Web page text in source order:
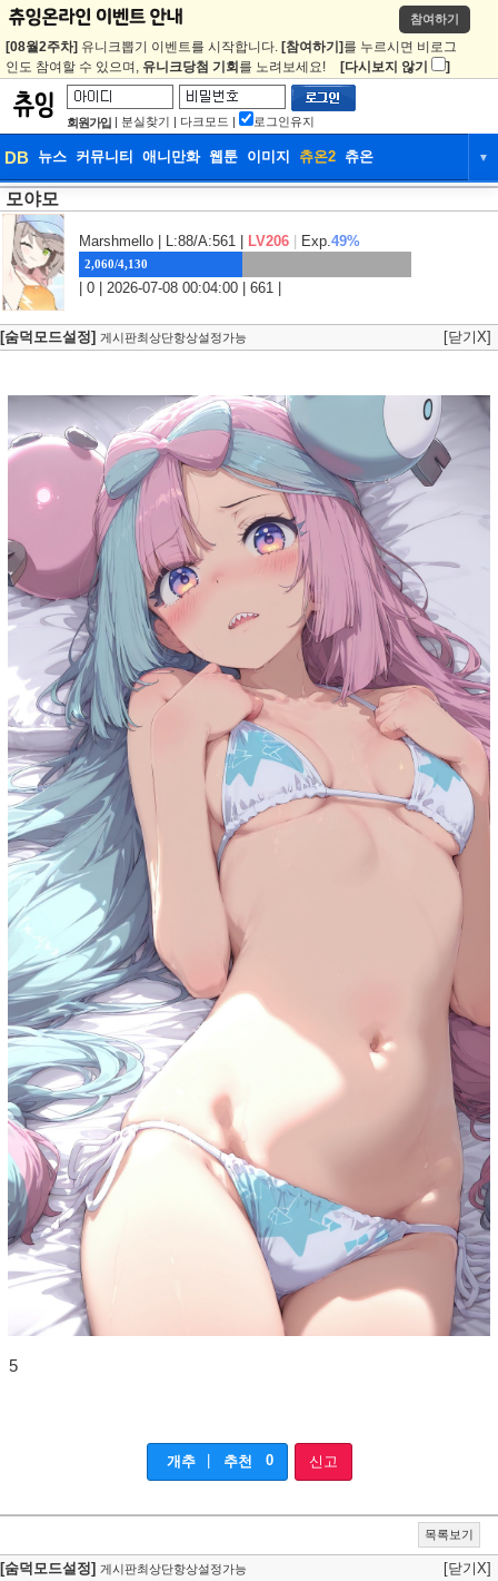
참여하기
[08월2주차] 유니크뽑기 이벤트를 시작합니다. [참여하기] 를 누르시면 비로그
인도 참여할 수 있으며, 유니크당첨 기회 를 노려보세요! [다시보지 않기 ]
회원가입 | 분실찾기 | 다크모드 | 로그인유지
DB 뉴스 커뮤니티 애니만화 웹툰 이미지 츄온2 츄온 ▼
웹툰 이미지 츄온2
모야모
Marshmello | L:88/A:561 | LV206 Exp.49%
2,060/4,130
| 0 | 2026-07-08 00:04:00 | 661 |
[숨덕모드설정] 게시판최상단항상설정가능 [닫기X]
5
개추 | 추천 0 신고
목록보기
[숨덕모드설정] 게시판최상단항상설정가능 [닫기X]